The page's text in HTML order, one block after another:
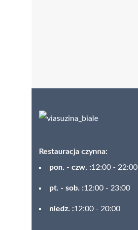
Restauracja czynna:
pon. - czw. :12:00 - 22:00
pt. - sob. :12:00 - 23:00
niedz. :12:00 - 20:00